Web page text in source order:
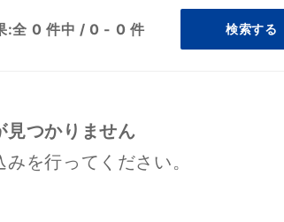
:全 0 件中 /0 - 0 件 検索する
見つかりません
を行ってください。